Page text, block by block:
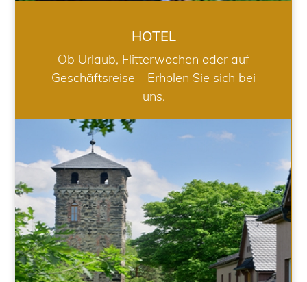
HOTEL
Ob Urlaub, Flitterwochen oder auf
Geschäftsreise - Erholen Sie sich bei
uns.
RESTAURANT